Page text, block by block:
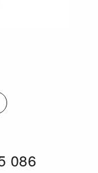
086